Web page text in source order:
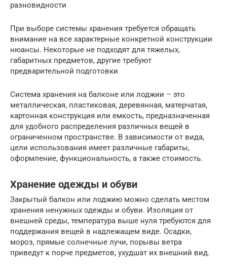
разновидности
При выборе системы хранения требуется обращать
внимание на все характерные конкретной конструкции
нюансы. Некоторые не подходят для тяжелых,
габаритных предметов, другие требуют
предварительной подготовки
Система хранения на балконе или лоджии – это
металлическая, пластиковая, деревянная, матерчатая,
картонная конструкция или емкость, предназначенная
для удобного распределения различных вещей в
ограниченном пространстве. В зависимости от вида,
цели использования имеет различные габариты,
оформление, функциональность, а также стоимость.
Хранение одежды и обуви
Закрытый балкон или лоджию можно сделать местом
хранения ненужных одежды и обуви. Изоляция от
внешней среды, температура выше нуля требуются для
поддержания вещей в надлежащем виде. Осадки,
мороз, прямые солнечные лучи, порывы ветра
приведут к порче предметов, ухудшат их внешний вид.